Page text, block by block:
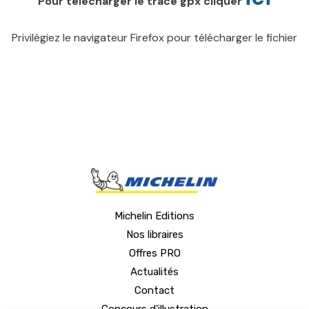
Privilégiez le navigateur Firefox pour télécharger le fichier
Michelin Editions
Nos libraires
Offres PRO
Actualités
Contact